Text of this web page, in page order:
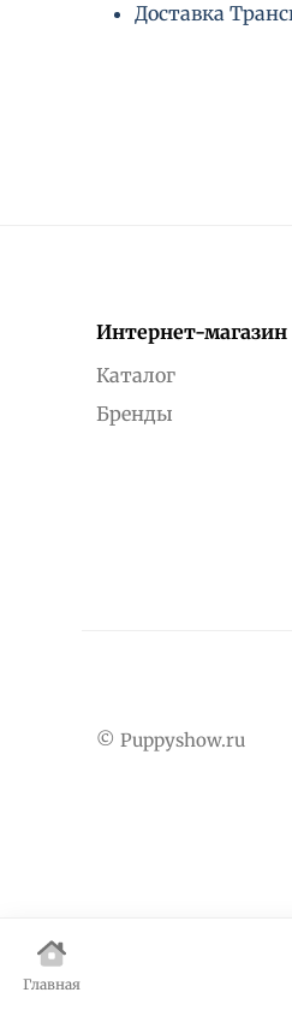
Главная
Доставка
Интернет-магазин
Каталог
Бренды
© Puppyshow.ru